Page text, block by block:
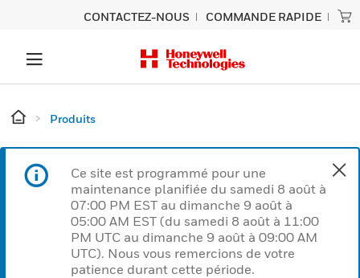
CONTACTEZ-NOUS COMMANDE RAPIDE
Produits
Ce site est programmé pour une
maintenance planifiée du samedi 8 août à
07:00 PM EST au dimanche 9 août à
05:00 AM EST (du samedi 8 août à 11:00
PM UTC au dimanche 9 août à 09:00 AM
UTC). Nous vous remercions de votre
patience durant cette période.